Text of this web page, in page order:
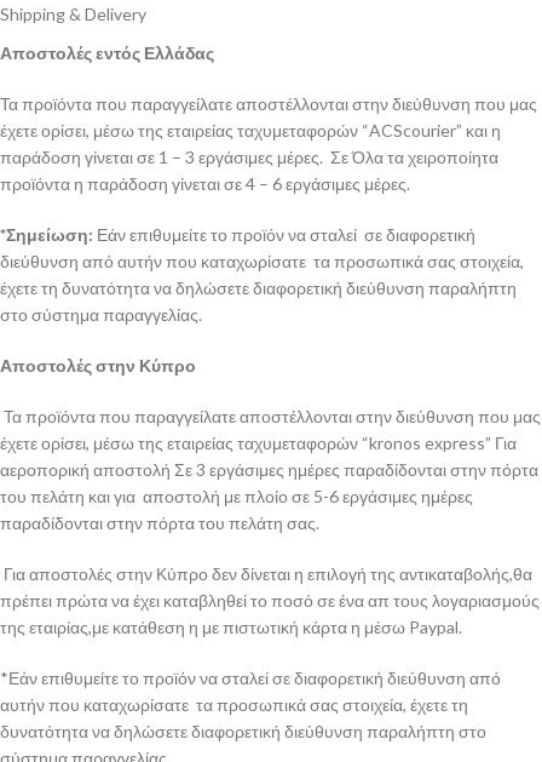
Shipping & Delivery
Αποστολές εντός Ελλάδας
Τα προϊόντα που παραγγείλατε αποστέλλονται στην διεύθυνση που μας
έχετε ορίσει, μέσω της εταιρείας ταχυμεταφορών “ACScourier” και η
παράδοση γίνεται σε 1 – 3 εργάσιμες μέρες. Σε Όλα τα χειροποίητα
προϊόντα η παράδοση γίνεται σε 4 – 6 εργάσιμες μέρες.
*Σημείωση: Εάν επιθυμείτε το προϊόν να σταλεί σε διαφορετική
διεύθυνση από αυτήν που καταχωρίσατε τα προσωπικά σας στοιχεία,
έχετε τη δυνατότητα να δηλώσετε διαφορετική διεύθυνση παραλήπτη
στο σύστημα παραγγελίας.
Αποστολές στην Κύπρο
Τα προϊόντα που παραγγείλατε αποστέλλονται στην διεύθυνση που μας
έχετε ορίσει, μέσω της εταιρείας ταχυμεταφορών “kronos express” Για
αεροπορική αποστολή Σε 3 εργάσιμες ημέρες παραδίδονται στην πόρτα
του πελάτη και για αποστολή με πλοίο σε 5-6 εργάσιμες ημέρες
παραδίδονται στην πόρτα του πελάτη σας.
Για αποστολές στην Κύπρο δεν δίνεται η επιλογή της αντικαταβολής,θα
πρέπει πρώτα να έχει καταβληθεί το ποσό σε ένα απ τους λογαριασμούς
της εταιρίας,με κατάθεση η με πιστωτική κάρτα η μέσω Paypal.
*Εάν επιθυμείτε το προϊόν να σταλεί σε διαφορετική διεύθυνση από
αυτήν που καταχωρίσατε τα προσωπικά σας στοιχεία, έχετε τη
δυνατότητα να δηλώσετε διαφορετική διεύθυνση παραλήπτη στο
σύστημα παραγγελίας.